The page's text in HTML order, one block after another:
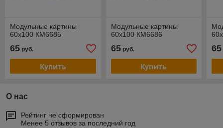
Модульные картины
60x100 КМ6685
65 руб.
Купить
Модульные картины
60x100 КМ6686
65руб.
Купить
65
О нас
Рейтинг не сформирован
Менее 5 отзывов за последний год